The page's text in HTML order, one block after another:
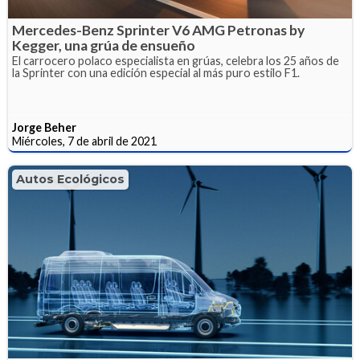
Mercedes-Benz Sprinter V6 AMG Petronas by
Kegger, una grúa de ensueño
El carrocero polaco especialista en grúas, celebra los 25 años de
la Sprinter con una edición especial al más puro estilo F1.
Jorge Beher
Miércoles, 7 de abril de 2021
Autos Ecológicos